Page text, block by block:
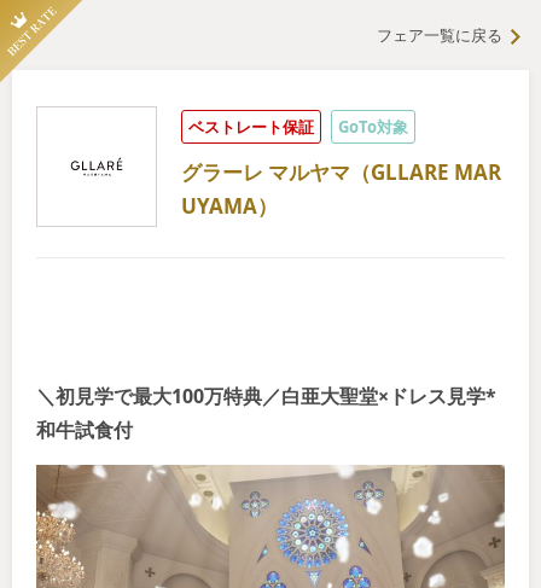
フェア一覧に戻る
ベストレート保証 GoTo対象
グラーレ マルヤマ（GLLARE MAR
UYAMA）
＼初見学で最大100万特典／白亜大聖堂×ドレス見学*
和牛試食付